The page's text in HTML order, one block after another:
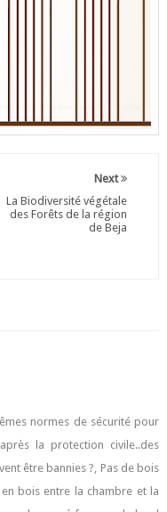
Next
La Biodiversité végétale
des Forêts de la région
de Beja
normes de sécurité pour
la protection civile..des
être bannies ?, Pas de bois
bois entre la chambre et la